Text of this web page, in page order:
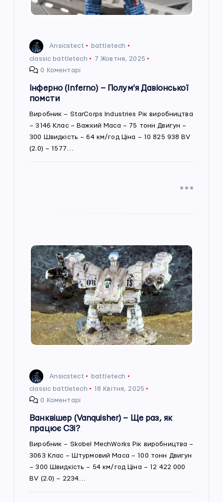
Ansicstect
battletech
classic battletech
7 Жовтня, 2025
0 Коментарі
Інферно (Inferno) – Полум’я Давіонської
помсти
Виробник – StarCorps Industries Рік виробництва
– 3146 Клас – Важкий Маса – 75 тонн Двигун –
300 Швидкість – 64 км/год Ціна – 10 825 938 BV
(2.0) – 1577…
Ansicstect
battletech
classic battletech
18 Квітня, 2025
0 Коментарі
Ванквішер (Vanquisher) – Ще раз, як
працює С3і?
Виробник – Skobel MechWorks Рік виробництва –
3063 Клас – Штурмовий Маса – 100 тонн Двигун
– 300 Швидкість – 54 км/год Ціна – 12 422 000
BV (2.0) – 2234…